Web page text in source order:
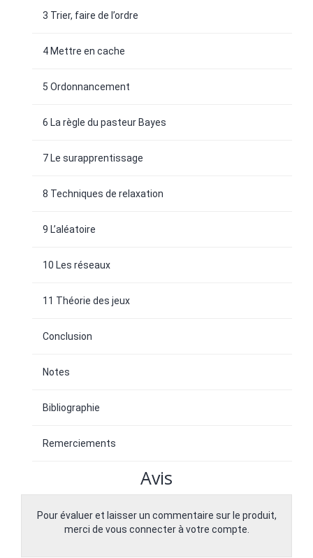
3 Trier, faire de l’ordre
4 Mettre en cache
5 Ordonnancement
6 La règle du pasteur Bayes
7 Le surapprentissage
8 Techniques de relaxation
9 L’aléatoire
10 Les réseaux
11 Théorie des jeux
Conclusion
Notes
Bibliographie
Remerciements
Avis
Pour évaluer et laisser un commentaire sur le produit,
merci de vous connecter à votre compte.